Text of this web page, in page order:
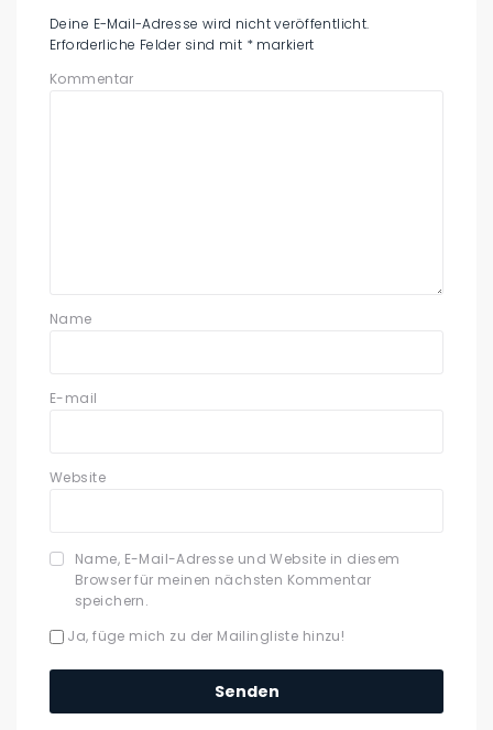
Deine E-Mail-Adresse wird nicht veröffentlicht.
Erforderliche Felder sind mit * markiert
Kommentar
Name
E-mail
Website
Name, E-Mail-Adresse und Website in diesem
Browser für meinen nächsten Kommentar
speichern.
Ja, füge mich zu der Mailingliste hinzu!